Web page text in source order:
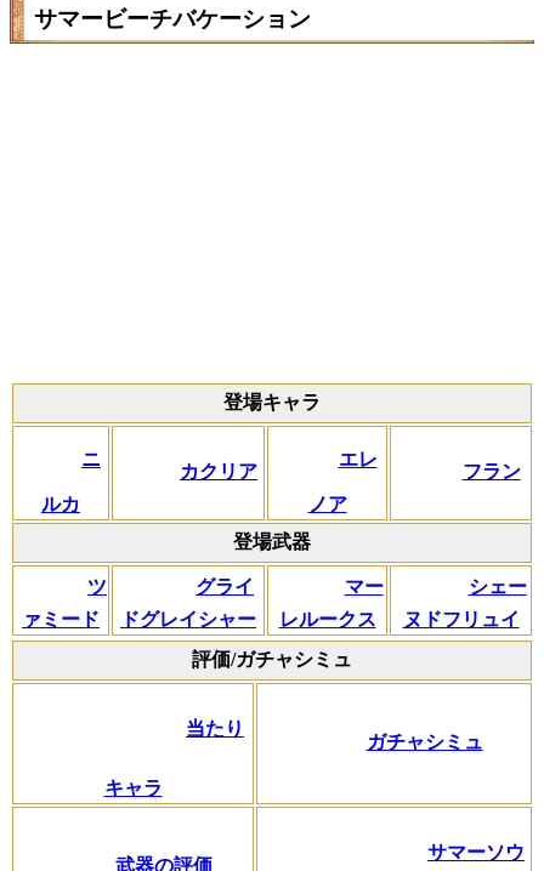
サマービーチバケーション
登場キャラ
ニ
ルカ
カクリア
エレ
ノア
フラン
登場武器
ツ
ァミード
グライ
ドグレイシャー
マー
レルークス
シェー
ヌドフリュイ
評価/ガチャシミュ
当たり
キャラ
ガチャシミュ
武器の評価
サマーソウ